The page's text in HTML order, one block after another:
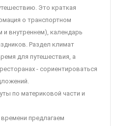
Это краткая
о транспортном
внутреннем), календарь
Раздел климат
для путешествия, а
- сориентироваться
по материковой части и
предлагаем